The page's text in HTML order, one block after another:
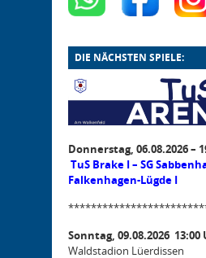
DIE NÄCHSTEN SPIELE:
Donnerstag, 06.08.2026 –
TuS Brake I – SG
Falkenhagen-Lügde I
Sonntag, 09.08.2026 13:00
Waldstadion Lüerdissen